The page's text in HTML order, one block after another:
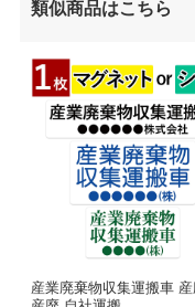
類似商品はこちら
産業廃棄物収集運搬車